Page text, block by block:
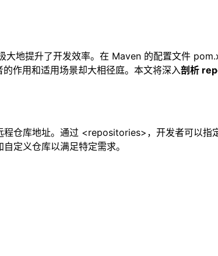
大地提升了开发效率。在 Maven 的配置文件
作用和适用场景却大相径庭。本文将深入剖析
仓库地址。通过 <repositories>，开发者可以指
定义仓库以满足特定需求。